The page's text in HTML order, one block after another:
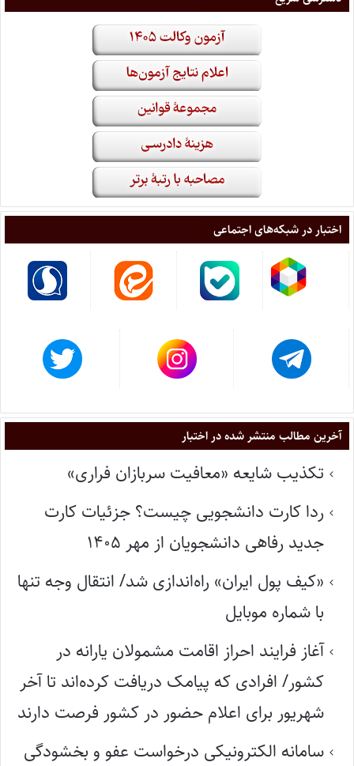
اختبار در شبکه‌های اجتماعی
آخرین مطالب منتشر شده در اختبار
تکذیب شایعه «معافیت سربازان فراری»
ردا کارت دانشجویی چیست؟ جزئیات کارت
جدید رفاهی دانشجویان از مهر ۱۴۰۵
«کیف پول ایران» راه‌اندازی شد/ انتقال وجه تنها
با شماره موبایل
آغاز فرایند احراز اقامت مشمولان یارانه در
کشور/ افرادی که پیامک دریافت کرده‌اند تا آخر
شهریور برای اعلام حضور در کشور فرصت دارند
سامانه الکترونیکی درخواست عفو و بخشودگی